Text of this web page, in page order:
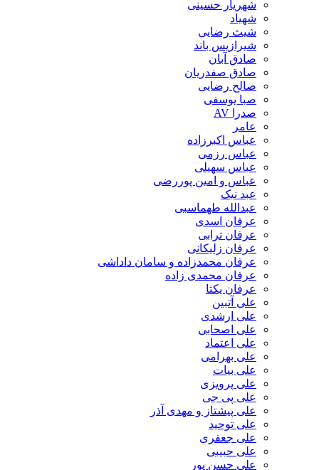
شهریار حسینی
شهیاد
شیث رضایی
شیرازیس باند
صادق آبان
صادق صفدریان
صالح رضایی
صبا یوسفی
صدرا AV
عامر
عباس اکبرزاده
عباس رزمی
عباس سهیلی
عباس و امین پوررضی
عبد نیک
عبدالله طهماسبی‎
عرفان اسدی
عرفان ترابی
عرفان زلیکانی
عرفان محمدزاده و سامان داداشی
عرفان محمدی زاده
عرفان یکتا
علی آتبین
علی ارشدی
علی اصحابی
علی اعتماد
علی بهرامی
علی بیات
علی پرویزی
علی پی جی
علی پیشتاز و مهدی آذر
علی توحید
علی جعفری
علی حبیبی
علی حسن پور